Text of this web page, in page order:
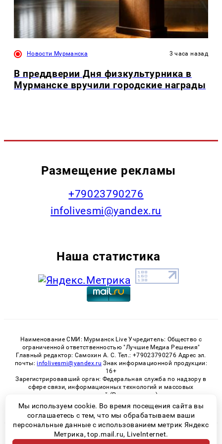
Новости Мурманска 3 часа назад
В преддверии Дня физкультурника в
Мурманске вручили городские награды
Размещение рекламы
+79023790276
infolivesmi@yandex.ru
Наша статистика
Наименование СМИ: Мурманск Live Учредитель: Общество с
ограниченной ответственностью "Лучшие Медиа Решения"
Главный редактор: Самохин А. С. Тел.: +79023790276 Адрес эл.
почты: infolivesmi@yandex.ru Знак информационной продукции:
16+
Зарегистрировавший орган: Федеральная служба по надзору в
сфере связи, информационных технологий и массовых
коммуникаций (Роскомнадзор)
Регистрационный номер СМИ ЭЛ № ФС 77 - 82534 от 21.01.2022
© 2026 «Murmansk-live» | Все права защищены
Мы используем cookie. Во время посещения сайта вы
соглашаетесь с тем, что мы обрабатываем ваши
персональные данные с использованием метрик Яндекс
Метрика, top.mail.ru, LiveInternet.